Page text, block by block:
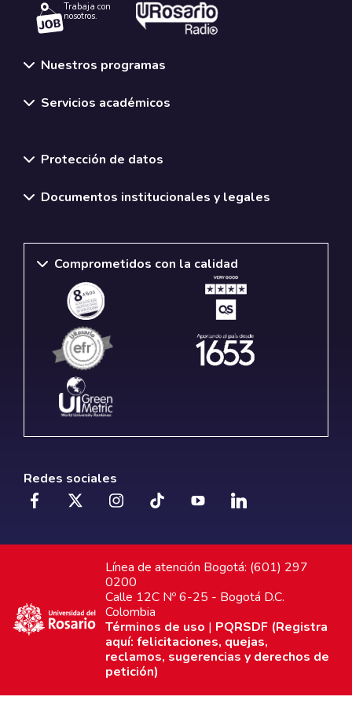
Trabaja con
nosotros.
Nuestros programas
Servicios académicos
Protección de datos
Documentos institucionales y legales
Comprometidos con la calidad
Redes sociales
Línea de atención Bogotá: (601) 297
0200
Calle 12C Nº 6-25 - Bogotá D.C.
Colombia
Términos de uso | PQRSDF (Registra
aquí: felicitaciones, quejas,
reclamos, sugerencias y derechos de
petición)